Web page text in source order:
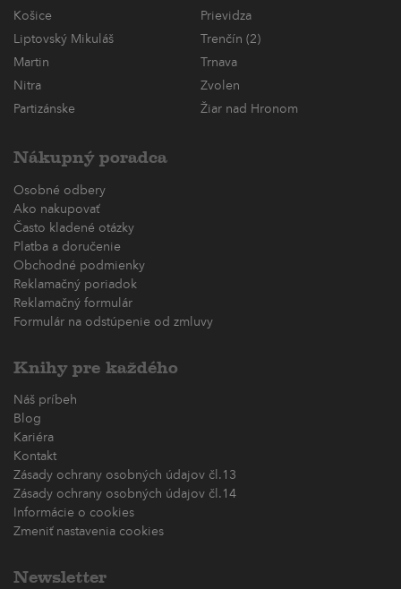
Košice
Prievidza
Liptovský Mikuláš
Trenčín (2)
Martin
Trnava
Nitra
Zvolen
Partizánske
Žiar nad Hronom
Nákupný poradca
Osobné odbery
Ako nakupovať
Často kladené otázky
Platba a doručenie
Obchodné podmienky
Reklamačný poriadok
Reklamačný formulár
Formulár na odstúpenie od zmluvy
Knihy pre každého
Náš príbeh
Blog
Kariéra
Kontakt
Zásady ochrany osobných údajov čl.13
Zásady ochrany osobných údajov čl.14
Informácie o cookies
Zmeniť nastavenia cookies
Newsletter